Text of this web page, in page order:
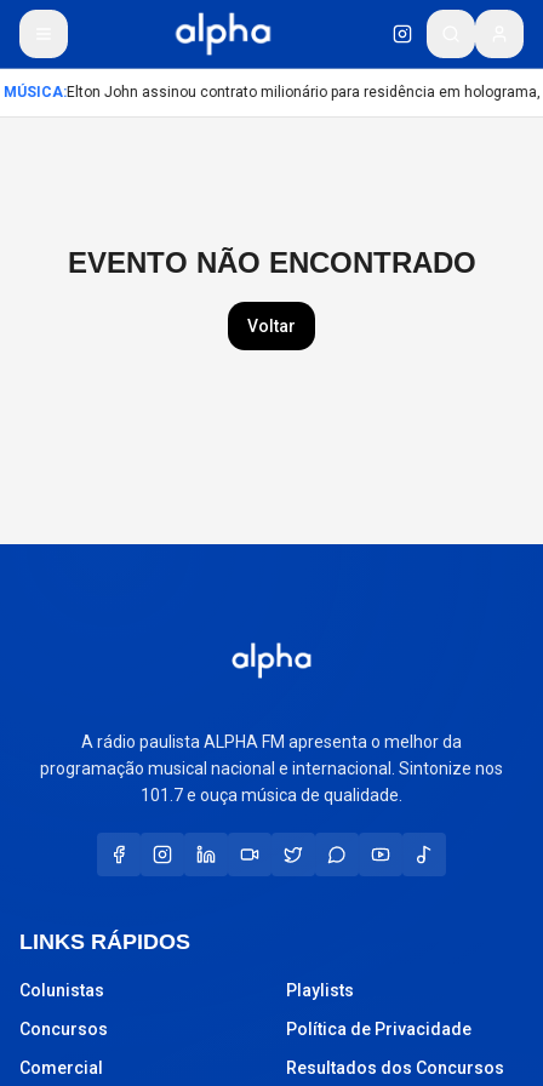
MÚSICA:Elton John assinou contrato milionário para residência em
EVENTO NÃO ENCONTRADO
Voltar
A rádio paulista ALPHA FM apresenta o melhor da
programação musical nacional e internacional. Sintonize nos
101.7 e ouça música de qualidade.
LINKS RÁPIDOS
Colunistas
Concursos
Comercial
Playlists
Política de Privacidade
Resultados dos Concursos